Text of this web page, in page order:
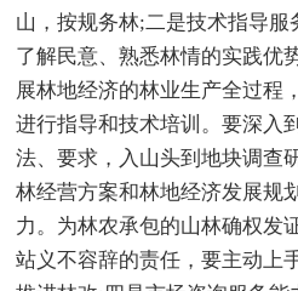
山，按规务林;二是技术指导
了解民意、熟悉林情的实践优
展林地经济的林业生产全过程
进行指导和技术培训。要深入
法、要求，入山头到地块调查
林经营方案和林地经济发展规
力。为林农承包的山林确权发
站义不容辞的责任，要主动上